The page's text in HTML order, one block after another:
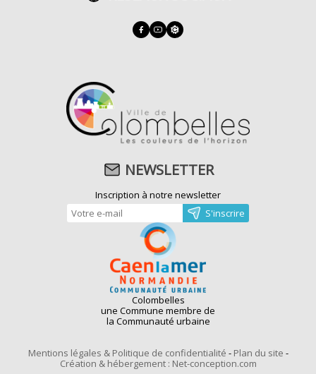
NEWSLETTER
Inscription à notre newsletter
Colombelles
une Commune membre de
la Communauté urbaine
Mentions légales & Politique de confidentialité - Plan du site -
Création & hébergement : Net-conception.com